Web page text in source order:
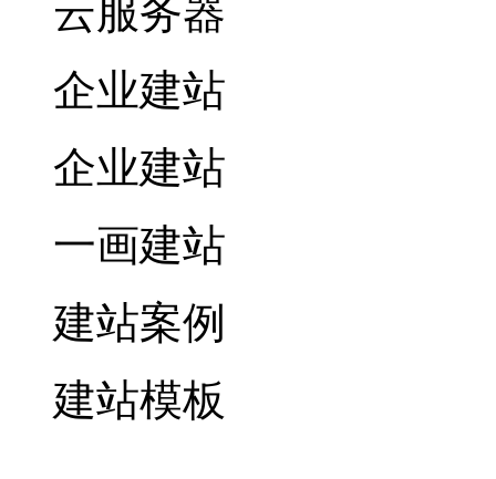
云服务器
企业建站
企业建站
一画建站
建站案例
建站模板